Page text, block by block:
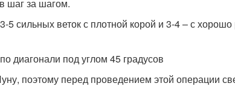
шаг за шагом.
5 сильных веток с плотной корой и 3-4 – с
диагонали под углом 45 градусов
поэтому перед проведением этой операции